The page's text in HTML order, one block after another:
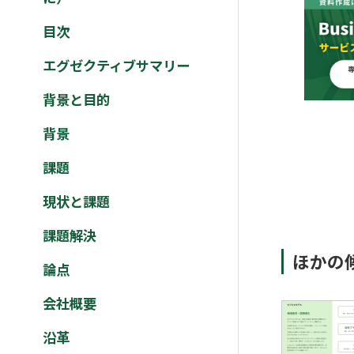
目次
エグゼクティブサマリー
背景と目的
背景
課題
現状と課題
課題解決
論点
会社概要
沿革
ほかの